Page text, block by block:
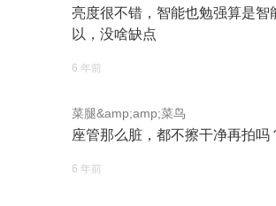
亮度很不错，智能也勉强算是智
以，没啥缺点
6 年前
菜腿&amp;amp;菜鸟
座管那么脏，都不擦干净再拍吗
6 年前